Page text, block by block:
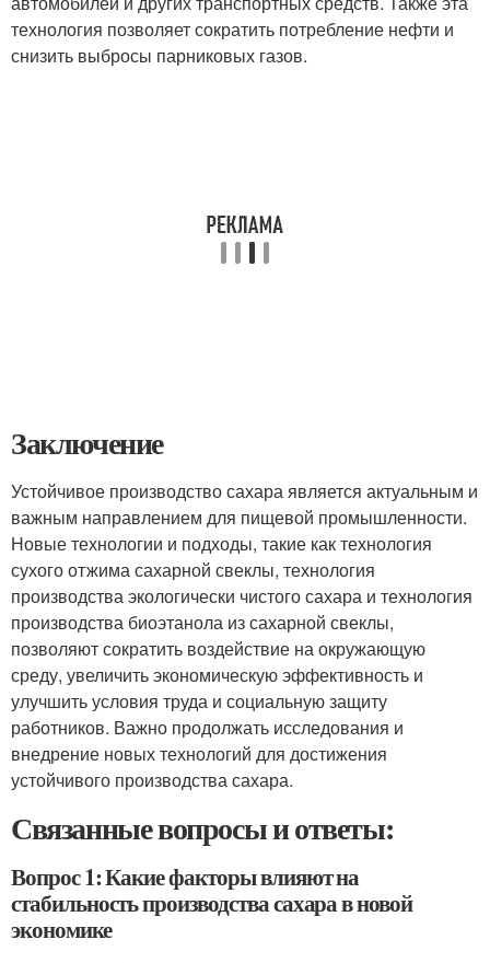
технология позволяет сократить потребление нефти и
снизить выбросы парниковых газов.
Заключение
Устойчивое производство сахара является актуальным и
важным направлением для пищевой промышленности.
Новые технологии и подходы, такие как технология
сухого отжима сахарной свеклы, технология
производства экологически чистого сахара и технология
производства биоэтанола из сахарной свеклы,
позволяют сократить воздействие на окружающую
среду, увеличить экономическую эффективность и
улучшить условия труда и социальную защиту
работников. Важно продолжать исследования и
внедрение новых технологий для достижения
устойчивого производства сахара.
Связанные вопросы и ответы:
Вопрос 1: Какие факторы влияют на
стабильность производства сахара в новой
экономике